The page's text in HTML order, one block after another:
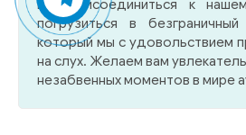
вас присоединиться к
погрузиться в
который мы с удовольствием
на слух. Желаем вам
незабвенных моментов в мире